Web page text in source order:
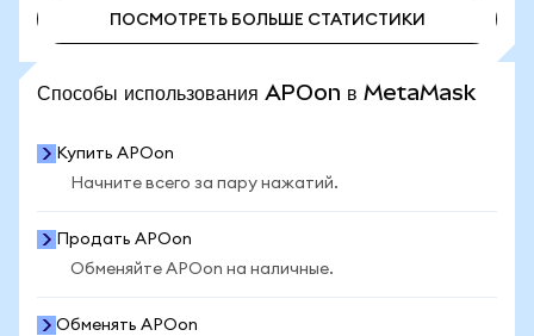
ПОСМОТРЕТЬ БОЛЬШЕ СТАТИСТИКИ
Способы использования APOon в MetaMask
Купить APOon
Начните всего за пару нажатий.
Продать APOon
Обменяйте APOon на наличные.
Обменять APOon